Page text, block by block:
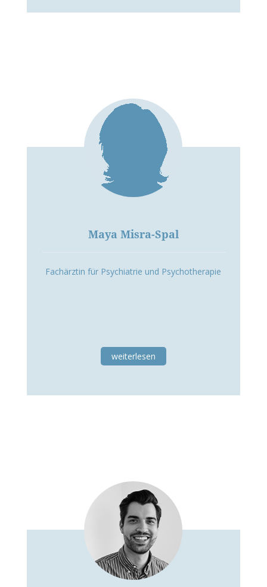
Maya Misra-Spal
Fachärztin für Psychiatrie und Psychotherapie
weiterlesen